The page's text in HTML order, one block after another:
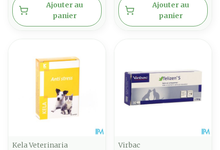
Ajouter au
panier
Ajouter au
panier
Kela Veterinaria
Virbac